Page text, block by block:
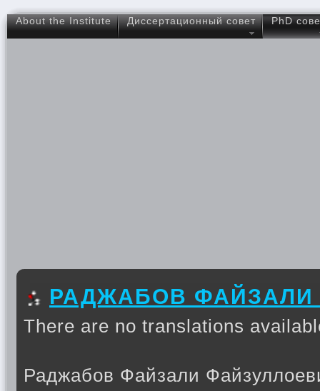
About the Institute Диссертационный совет PhD
РАДЖАБОВ ФАЙЗАЛИ
There are no translations
Раджабов Файзали